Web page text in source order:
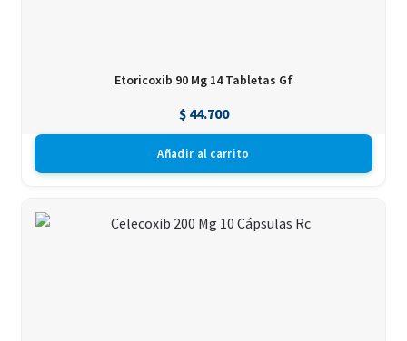
Etoricoxib 90 Mg 14 Tabletas Gf
$44.700
Añadir al carrito